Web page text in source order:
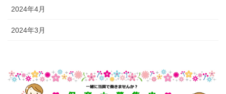
2024年4月
2024年3月